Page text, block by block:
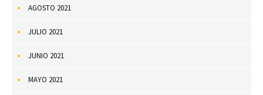
AGOSTO 2021
JULIO 2021
JUNIO 2021
MAYO 2021